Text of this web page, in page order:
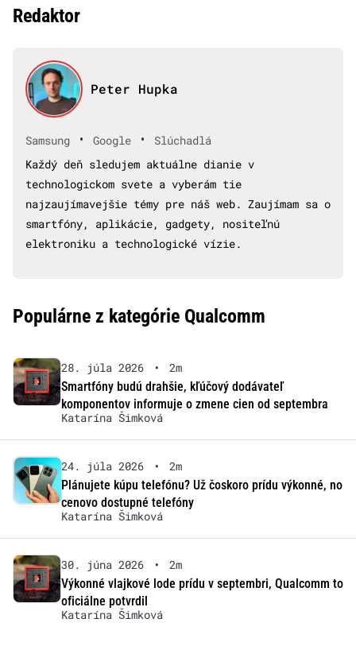
Redaktor
Peter Hupka
Samsung • Google •
Slúchadlá
Každý deň sledujem aktuálne dianie v
technologickom svete a vyberám tie
najzaujímavejšie témy pre náš web. Zaujímam sa o
smartfóny, aplikácie, gadgety, nositeľnú
elektroniku a technologické vízie.
Populárne z kategórie Qualcomm
28. júla 2026 •
2m
Smartfóny budú drahšie, kľúčový dodávateľ
komponentov informuje o zmene cien od septembra
Katarína Šimková
24. júla 2026 •
2m
Plánujete kúpu telefónu? Už čoskoro prídu výkonné, no
cenovo dostupné telefóny
Katarína Šimková
30. júna 2026 •
2m
Výkonné vlajkové lode prídu v septembri, Qualcomm to
oficiálne potvrdil
Katarína Šimková